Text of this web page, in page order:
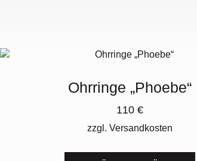
Ohrringe „Phoebe“
110 €
zzgl. Versandkosten